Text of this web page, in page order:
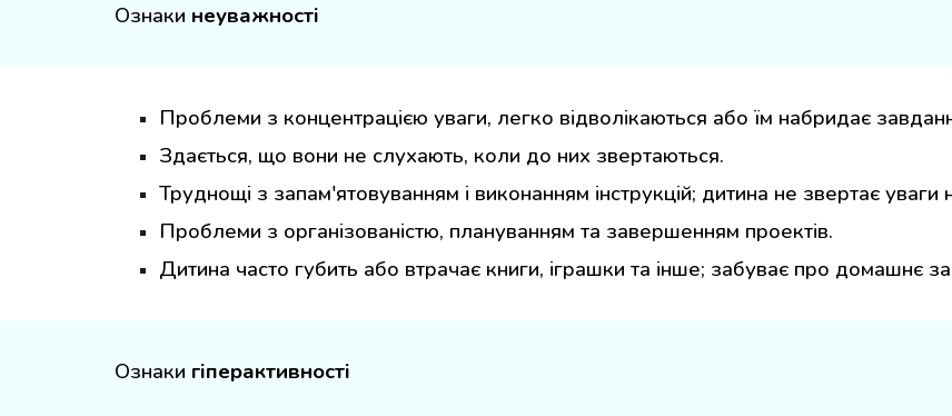
Ознаки неуважності
Проблеми з концентрацією уваги, легко відволікаються або їм набридає
Здається, що вони не слухають, коли до них звертаються.
Труднощі з запам'ятовуванням і виконанням інструкцій; дитина не звертає
Проблеми з організованістю, плануванням та завершенням проектів.
Дитина часто губить або втрачає книги, іграшки та інше; забуває про домашнє
Ознаки гіперактивності